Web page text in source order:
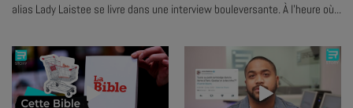
alias Lady Laistee se livre dans une interview bouleversante. À l'heure où...